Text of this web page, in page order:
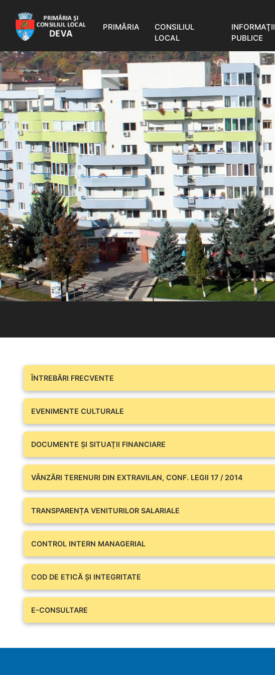
PRIMĂRIA
CONSILIUL
LOCAL
INFORMAŢII
PUBLICE
ÎNTREBĂRI FRECVENTE
EVENIMENTE CULTURALE
DOCUMENTE ŞI SITUAŢII FINANCIARE
VÂNZĂRI TERENURI DIN EXTRAVILAN, CONF. LEGII 17 / 2014
TRANSPARENȚA VENITURILOR SALARIALE
CONTROL INTERN MANAGERIAL
COD DE ETICĂ ȘI INTEGRITATE
E-CONSULTARE